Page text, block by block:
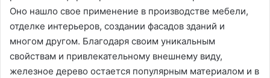
Оно нашло свое применение в производстве мебели,
отделке интерьеров, создании фасадов зданий и
многом другом. Благодаря своим уникальным
свойствам и привлекательному внешнему виду,
железное дерево остается популярным материалом и в